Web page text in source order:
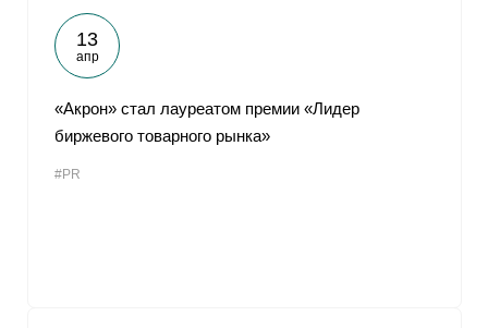
13
апр
«Акрон» стал лауреатом премии «Лидер
биржевого товарного рынка»
#PR